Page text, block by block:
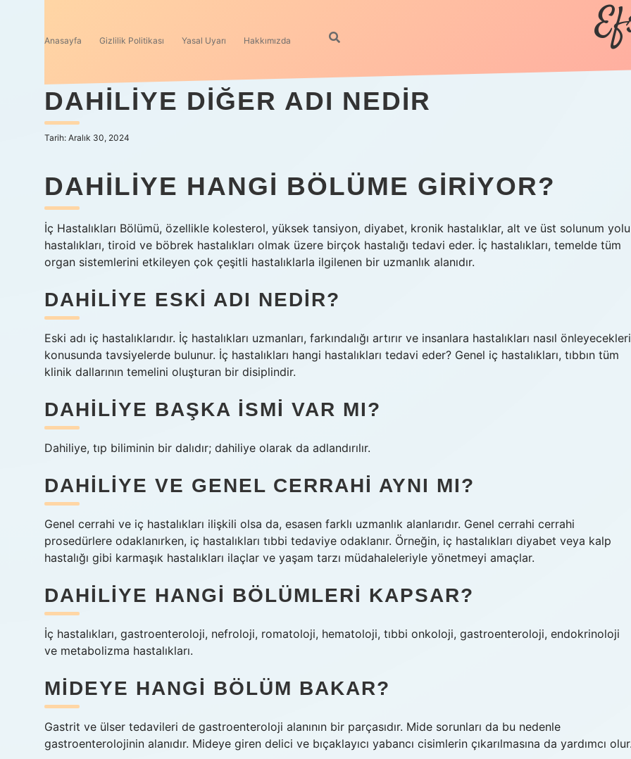
Anasayfa Gizlilik Politikası Yasal Uyarı Hakkımızda
DAHILIYE DIĞER ADI NEDIR
Tarih: Aralık 30, 2024
DAHILIYE HANGI BÖLÜME GIRIYOR?
İç Hastalıkları Bölümü, özellikle kolesterol, yüksek tansiyon, diyabet, kronik hastalıklar, alt ve üst solunum yolu
hastalıkları, tiroid ve böbrek hastalıkları olmak üzere birçok hastalığı tedavi eder. İç hastalıkları, temelde tüm
organ sistemlerini etkileyen çok çeşitli hastalıklarla ilgilenen bir uzmanlık alanıdır.
DAHILIYE ESKI ADI NEDIR?
Eski adı iç hastalıklarıdır. İç hastalıkları uzmanları, farkındalığı artırır ve insanlara hastalıkları nasıl önleyecekleri
konusunda tavsiyelerde bulunur. İç hastalıkları hangi hastalıkları tedavi eder? Genel iç hastalıkları, tıbbın tüm
klinik dallarının temelini oluşturan bir disiplindir.
DAHILIYE BAŞKA ISMI VAR MI?
Dahiliye, tıp biliminin bir dalıdır; dahiliye olarak da adlandırılır.
DAHILIYE VE GENEL CERRAHI AYNI MI?
Genel cerrahi ve iç hastalıkları ilişkili olsa da, esasen farklı uzmanlık alanlarıdır. Genel cerrahi cerrahi
prosedürlere odaklanırken, iç hastalıkları tıbbi tedaviye odaklanır. Örneğin, iç hastalıkları diyabet veya kalp
hastalığı gibi karmaşık hastalıkları ilaçlar ve yaşam tarzı müdahaleleriyle yönetmeyi amaçlar.
DAHILIYE HANGI BÖLÜMLERI KAPSAR?
İç hastalıkları, gastroenteroloji, nefroloji, romatoloji, hematoloji, tıbbi onkoloji, gastroenteroloji, endokrinoloji
ve metabolizma hastalıkları.
MIDEYE HANGI BÖLÜM BAKAR?
Gastrit ve ülser tedavileri de gastroenteroloji alanının bir parçasıdır. Mide sorunları da bu nedenle
gastroenterolojinin alanıdır. Mideye giren delici ve bıçaklayıcı yabancı cisimlerin çıkarılmasına da yardımcı